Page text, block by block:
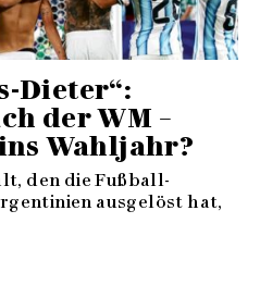
Dieter“:
der WM –
Wahljahr?
den die Fußball-
ausgelöst hat,